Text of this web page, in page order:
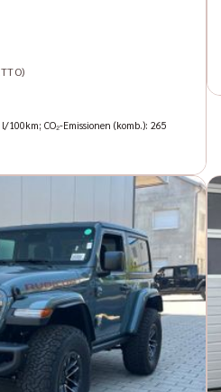
CO₂-Emissionen (komb.): 265